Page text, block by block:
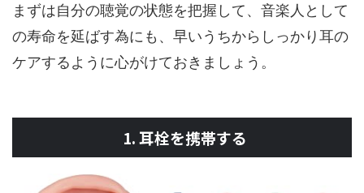
まずは自分の聴覚の状態を把握して、音楽人として
の寿命を延ばす為にも、早いうちからしっかり耳の
ケアするように心がけておきましょう。
1. 耳栓を携帯する